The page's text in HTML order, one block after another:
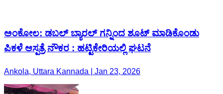
ಅಂಕೋಲ: ಡಬಲ್ ಬ್ಯಾರಲ್ ಗನ್ನಿಂದ ಶೂಟ್ ಮಾಡಿಕೊಂಡು
ಪಿಕಳೆ ಆಸ್ಪತ್ರೆ ನೌಕರ : ಹಟ್ಟಿಕೇರಿಯಲ್ಲಿ ಘಟನೆ
Ankola, Uttara Kannada | Jan 23, 2026